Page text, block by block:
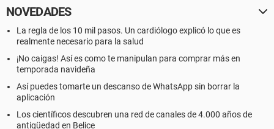
NOVEDADES
La regla de los 10 mil pasos. Un cardiólogo explicó lo que es
realmente necesario para la salud
¡No caigas! Así es como te manipulan para comprar más en
temporada navideña
Así puedes tomarte un descanso de WhatsApp sin borrar la
aplicación
Los científicos descubren una red de canales de 4.000 años de
antigüedad en Belice